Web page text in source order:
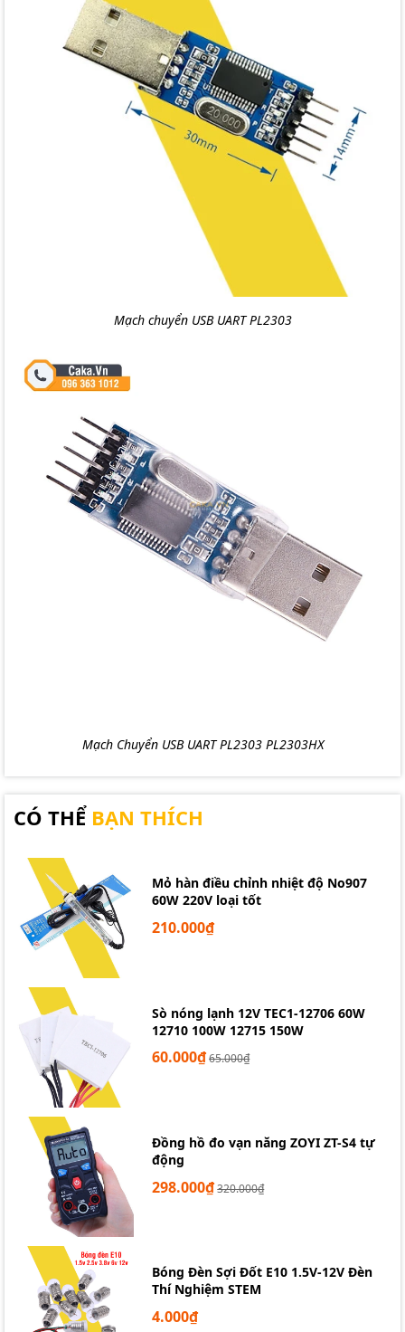
Mạch chuyển USB UART PL2303
Mạch Chuyển USB UART PL2303 PL2303HX
CÓ THỂ BẠN THÍCH
Mỏ hàn điều chỉnh nhiệt độ No907
60W 220V loại tốt
210.000₫
Sò nóng lạnh 12V TEC1-12706 60W
12710 100W 12715 150W
60.000₫65.000₫
Đồng hồ đo vạn năng ZOYI ZT-S4 tự
động
298.000₫320.000₫
Bóng Đèn Sợi Đốt E10 1.5V-12V Đèn
Thí Nghiệm STEM
4.000₫